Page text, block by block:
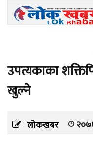
उपत्यकाका
खुल्ने
लोकखबर